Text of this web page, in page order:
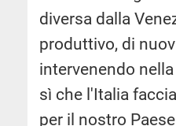
diversa dalla
produttivo, di
intervenendo
sì che l'Italia
per il nostro